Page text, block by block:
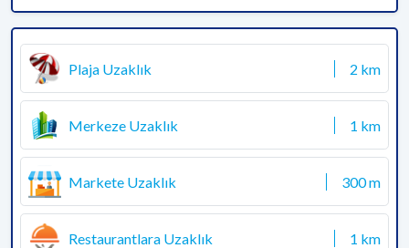
Plaja Uzaklık 2 km
Merkeze Uzaklık 1 km
Markete Uzaklık 300 m
Restaurantlara Uzaklık 1 km